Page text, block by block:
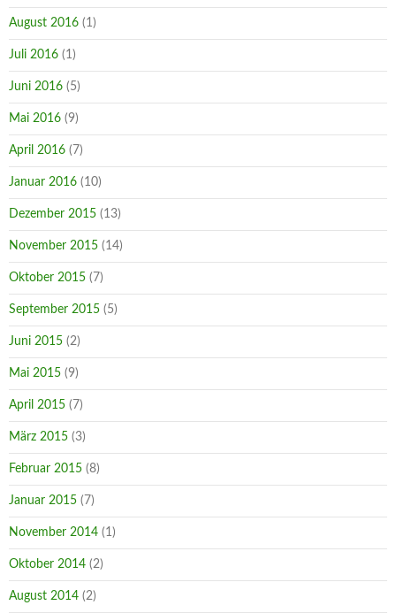
August 2016 (1)
Juli 2016 (1)
Juni 2016 (5)
Mai 2016 (9)
April 2016 (7)
Januar 2016 (10)
Dezember 2015 (13)
November 2015 (14)
Oktober 2015 (7)
September 2015 (5)
Juni 2015 (2)
Mai 2015 (9)
April 2015 (7)
März 2015 (3)
Februar 2015 (8)
Januar 2015 (7)
November 2014 (1)
Oktober 2014 (2)
August 2014 (2)